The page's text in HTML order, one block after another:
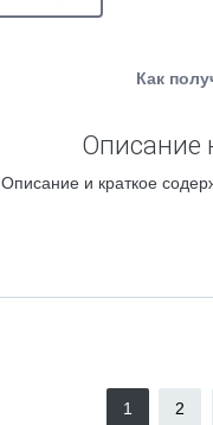
Как
Описание
Описание и краткое
1 2